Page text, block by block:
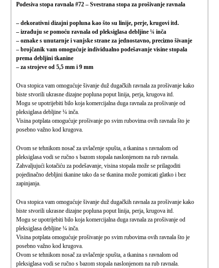
Podesiva stopa ravnala #72 – Svestrana stopa za prošivanje ravnala
– dekorativni dizajni popluna kao što su linije, perje, krugovi itd.
– izrađuju se pomoću ravnala od pleksiglasa debljine ¼ inča
– oznake s unutarnje i vanjske strane za jednostavno, precizno šivanje
– brojčanik vam omogućuje individualno podešavanje visine stopala
prema debljini tkanine
– za strojeve od 5,5 mm i 9 mm
Ova stopica vam omogućuje šivanje duž dugačkih ravnala za prošivanje kako
biste stvorili ukrasne dizajne popluna poput linija, perja, krugova itd.
Mogu se upotrijebiti bilo koja komercijalna duga ravnala za prošivanje od
pleksiglasa debljine ¼ inča.
Visina potplata omogućuje prošivanje po svim rubovima ovih ravnala što je
posebno važno kod krugova.
Ovom se tehnikom nosač za uvlačenje spušta, a tkanina s ravnalom od
pleksiglasa vodi se ručno s bazom stopala naslonjenom na rub ravnala.
Zahvaljujući kotačiću za podešavanje, visina stopala može se prilagoditi
pojedinačno debljini tkanine tako da se tkanina može pomicati glatko i bez
zapinjanja.
Ova stopica vam omogućuje šivanje duž dugačkih ravnala za prošivanje kako
biste stvorili ukrasne dizajne popluna poput linija, perja, krugova itd.
Mogu se upotrijebiti bilo koja komercijalna duga ravnala za prošivanje od
pleksiglasa debljine ¼ inča.
Visina potplata omogućuje prošivanje po svim rubovima ovih ravnala što je
posebno važno kod krugova.
Ovom se tehnikom nosač za uvlačenje spušta, a tkanina s ravnalom od
pleksiglasa vodi se ručno s bazom stopala naslonjenom na rub ravnala.